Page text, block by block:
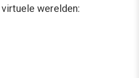
werelden: